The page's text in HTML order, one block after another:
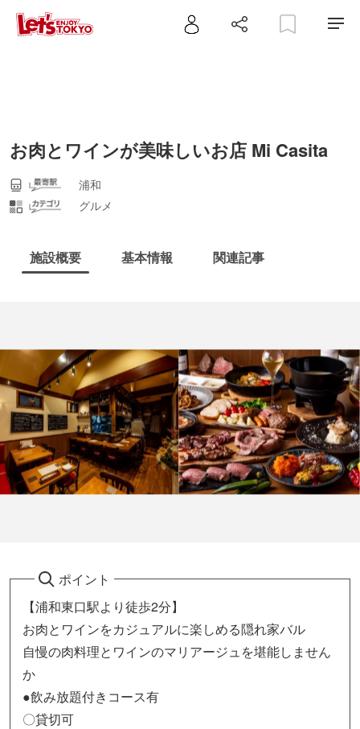
お肉とワインが美味しいお店 Mi Casita
浦和
グルメ
施設概要 基本情報 関連記事
ポイント
【浦和東口駅より徒歩2分】
お肉とワインをカジュアルに楽しめる隠れ家バル
自慢の肉料理とワインのマリアージュを堪能しません
か
●飲み放題付きコース有
〇貸切可